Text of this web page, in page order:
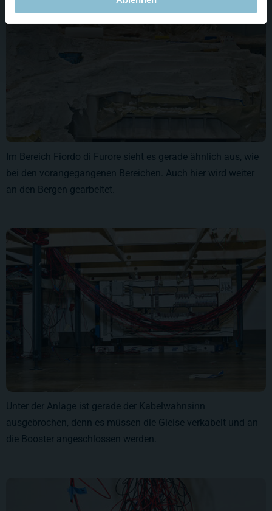
Im Bereich Fiordo di Furore sieht es gerade ähnlich aus, wie
bei den vorangegangenen Bereichen. Auch hier wird weiter
an den Bergen gearbeitet.
Unter der Anlage ist gerade der Kabelwahnsinn
ausgebrochen, denn es müssen die Gleise verkabelt und an
die Booster angeschlossen werden.